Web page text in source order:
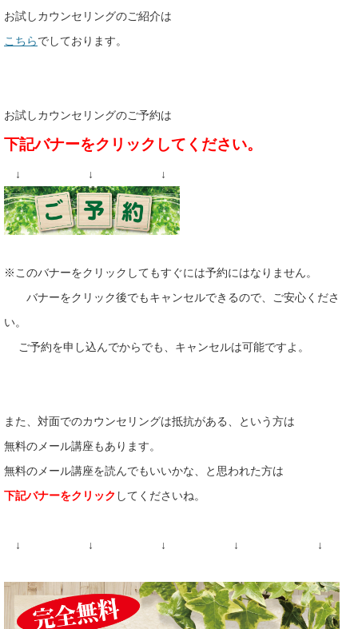
お試しカウンセリングのご紹介は
こちらでしております。
お試しカウンセリングのご予約は
下記バナーをクリックしてください。
↓ ↓ ↓
※このバナーをクリックしてもすぐには予約にはなりません。
バナーをクリック後でもキャンセルできるので、ご安心くださ
い。
ご予約を申し込んでからでも、キャンセルは可能ですよ。
また、対面でのカウンセリングは抵抗がある、という方は
無料のメール講座もあります。
無料のメール講座を読んでもいいかな、と思われた方は
下記バナーをクリック してくださいね。
↓ ↓ ↓ ↓ ↓